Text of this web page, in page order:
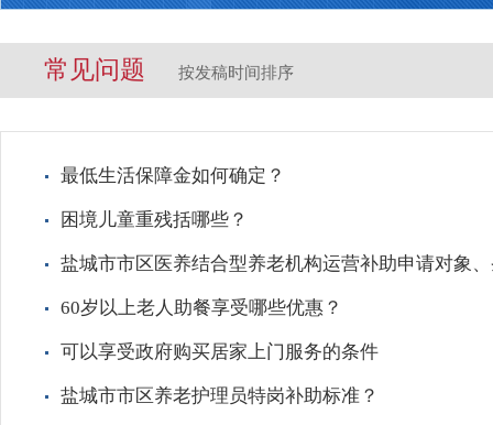
常见问题 按发稿时间排序
最低生活保障金如何确定？
困境儿童重残括哪些？
盐城市市区医养结合型养老机构运营补助申请对象
60岁以上老人助餐享受哪些优惠？
可以享受政府购买居家上门服务的条件
盐城市市区养老护理员特岗补助标准？